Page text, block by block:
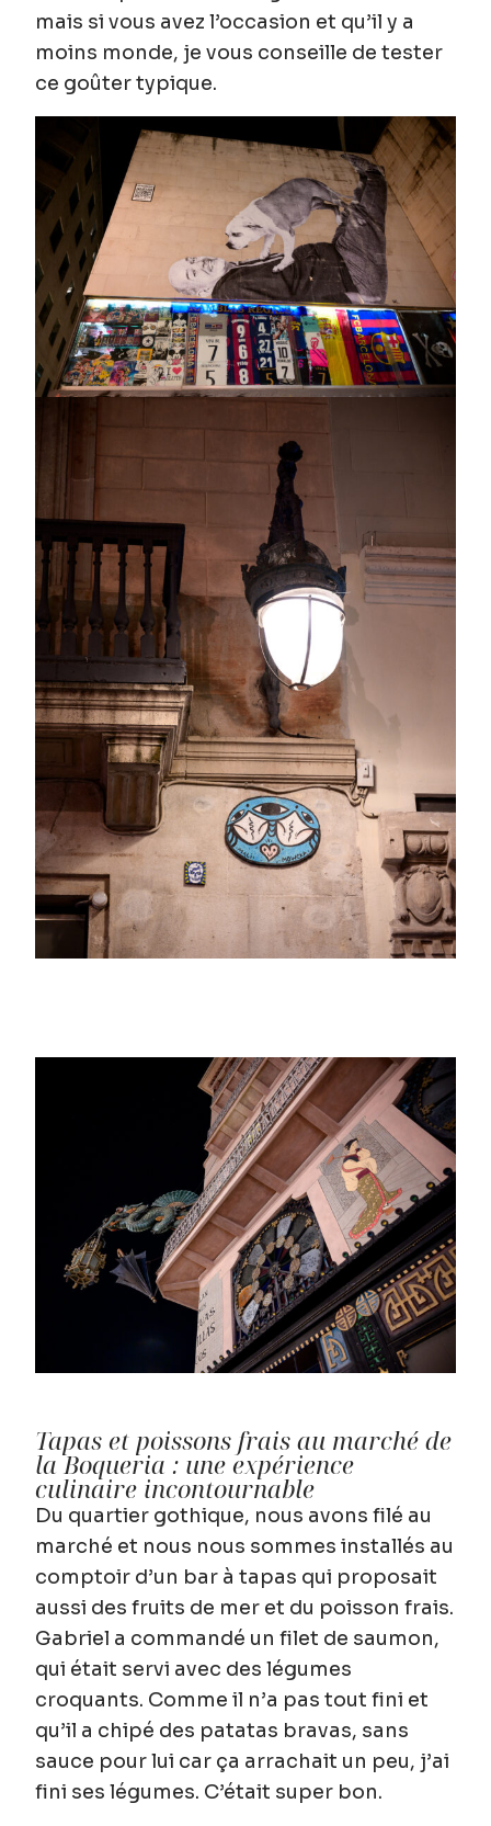
mais si vous avez l’occasion et qu’il y a
moins monde, je vous conseille de tester
ce goûter typique.
Tapas et poissons frais au marché de
la Boqueria : une expérience
culinaire incontournable
Du quartier gothique, nous avons filé au
marché et nous nous sommes installés au
comptoir d’un bar à tapas qui proposait
aussi des fruits de mer et du poisson frais.
Gabriel a commandé un filet de saumon,
qui était servi avec des légumes
croquants. Comme il n’a pas tout fini et
qu’il a chipé des patatas bravas, sans
sauce pour lui car ça arrachait un peu, j’ai
fini ses légumes. C’était super bon.